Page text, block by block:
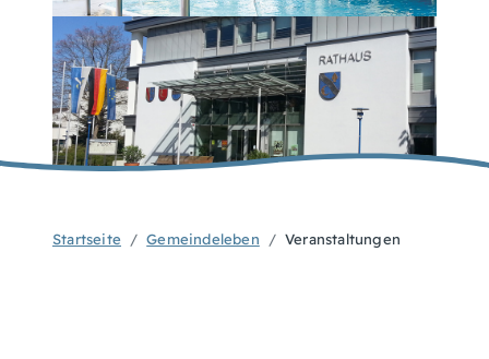
Startseite Gemeindeleben Veranstaltungen